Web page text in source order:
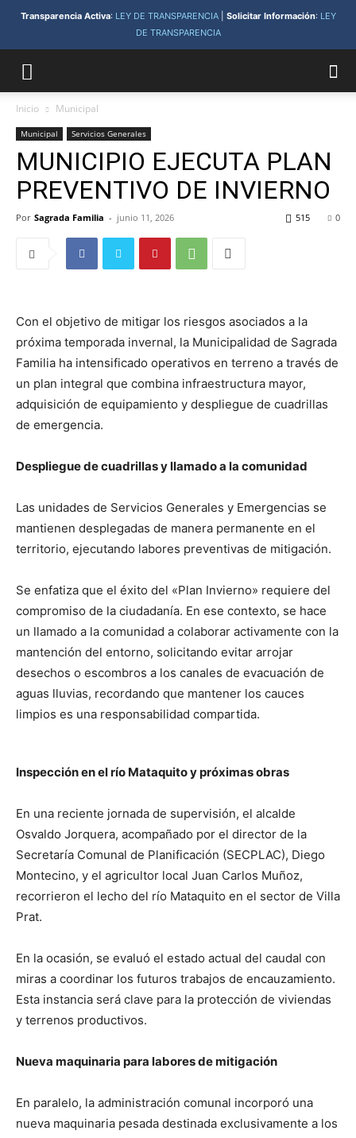
Transparencia Activa: LEY DE TRANSPARENCIA| Solicitar Información: LEY
DE TRANSPARENCIA
Inicio Municipal
Municipal Servicios Generales
MUNICIPIO EJECUTA PLAN
PREVENTIVO DE INVIERNO
Por Sagrada Familia - junio 11, 2026 0
515
Con el objetivo de mitigar los riesgos asociados a la
próxima temporada invernal, la Municipalidad de Sagrada
Familia ha intensificado operativos en terreno a través de
un plan integral que combina infraestructura mayor,
adquisición de equipamiento y despliegue de cuadrillas
de emergencia.
Despliegue de cuadrillas y llamado a la comunidad
Las unidades de Servicios Generales y Emergencias se
mantienen desplegadas de manera permanente en el
territorio, ejecutando labores preventivas de mitigación.
Se enfatiza que el éxito del «Plan Invierno» requiere del
compromiso de la ciudadanía. En ese contexto, se hace
un llamado a la comunidad a colaborar activamente con la
mantención del entorno, solicitando evitar arrojar
desechos o escombros a los canales de evacuación de
aguas lluvias, recordando que mantener los cauces
limpios es una responsabilidad compartida.
Inspección en el río Mataquito y próximas obras
En una reciente jornada de supervisión, el alcalde
Osvaldo Jorquera, acompañado por el director de la
Secretaría Comunal de Planificación (SECPLAC), Diego
Montecino, y el agricultor local Juan Carlos Muñoz,
recorrieron el lecho del río Mataquito en el sector de Villa
Prat.
En la ocasión, se evaluó el estado actual del caudal con
miras a coordinar los futuros trabajos de encauzamiento.
Esta instancia será clave para la protección de viviendas
y terrenos productivos.
Nueva maquinaria para labores de mitigación
En paralelo, la administración comunal incorporó una
nueva maquinaria pesada destinada exclusivamente a los